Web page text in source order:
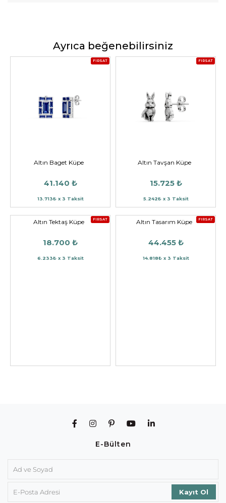
Ayrıca beğenebilirsiniz
FIRSAT
Altın Baget Küpe
41.140 ₺
13.713₺ x 3 Taksit
FIRSAT
Altın Tavşan Küpe
15.725 ₺
5.242₺ x 3 Taksit
FIRSAT
Altın Tektaş Küpe
18.700 ₺
6.233₺ x 3 Taksit
FIRSAT
Altın Tasarım Küpe
44.455 ₺
14.818₺ x 3 Taksit
E-Bülten